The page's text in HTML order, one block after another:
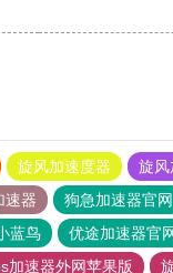
旋风加速度器
旋风
速器
狗急加速器官网
蓝鸟 优途加速器官
加速器外网苹果版